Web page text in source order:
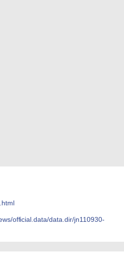
official.data/data.dir/jn110930-